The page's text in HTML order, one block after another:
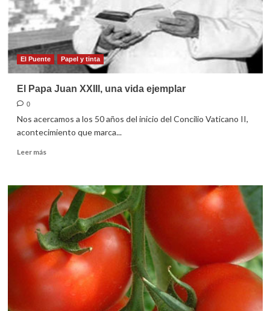
El Puente Papel y tinta
El Papa Juan XXIII, una vida ejemplar
0
Nos acercamos a los 50 años del inicio del Concilio Vaticano II,
acontecimiento que marca...
Leer másLeer
El
Papa
Juan
XXIII,
una
vida
ejemplar